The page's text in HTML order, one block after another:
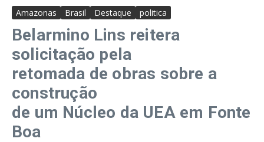
Amazonas Brasil Destaque politica
Belarmino Lins reitera
solicitação pela
retomada de obras sobre a
construção
de um Núcleo da UEA em Fonte
Boa